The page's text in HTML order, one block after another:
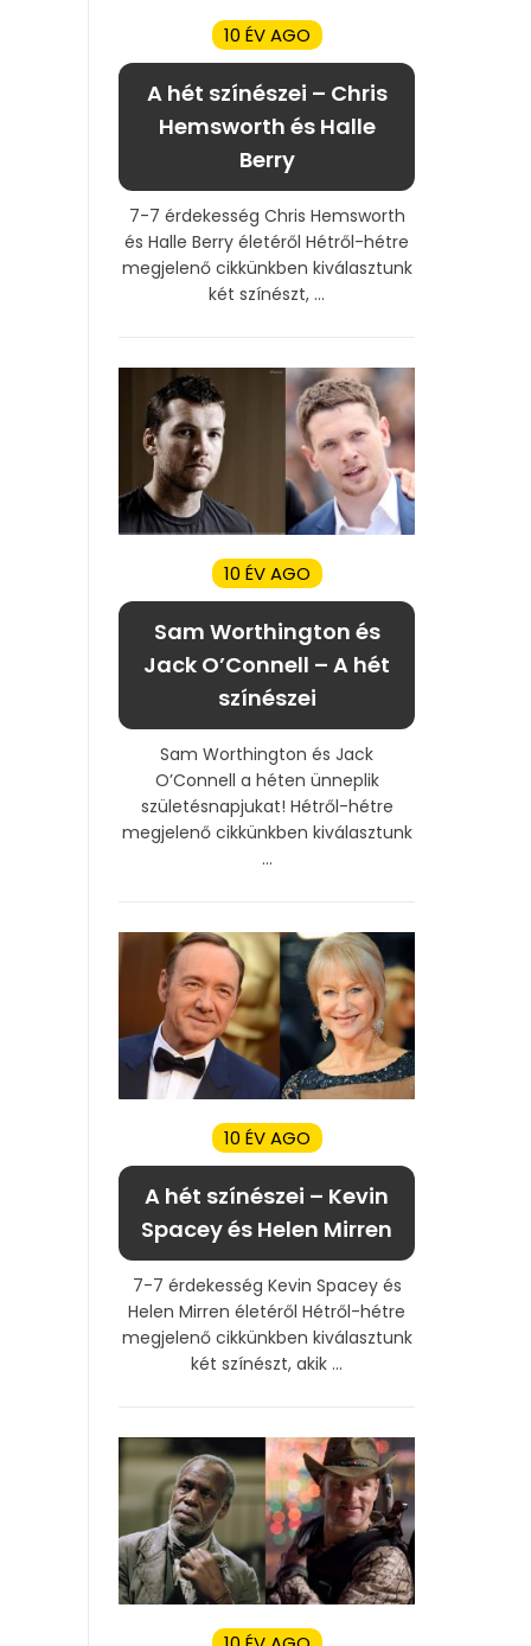
10 ÉV AGO
A hét színészei – Chris
Hemsworth és Halle
Berry
7-7 érdekesség Chris Hemsworth
és Halle Berry életéről Hétről-hétre
megjelenő cikkünkben kiválasztunk
két színészt, ...
10 ÉV AGO
Sam Worthington és
Jack O’Connell – A hét
színészei
Sam Worthington és Jack
O’Connell a héten ünneplik
születésnapjukat! Hétről-hétre
megjelenő cikkünkben kiválasztunk
...
10 ÉV AGO
A hét színészei – Kevin
Spacey és Helen Mirren
7-7 érdekesség Kevin Spacey és
Helen Mirren életéről Hétről-hétre
megjelenő cikkünkben kiválasztunk
két színészt, akik ...